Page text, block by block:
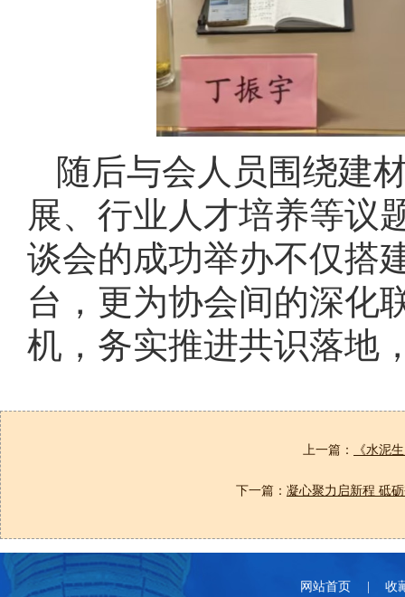
随后与会人员围绕建
展、行业人才培养等议
谈会的成功举办不仅搭
台，更为协会间的深化
机，务实推进共识落地
上一篇： 《水泥
下一篇： 凝心聚力启新程 砥